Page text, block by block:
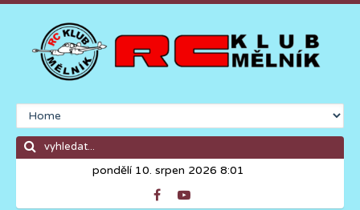
pondělí 10. srpen 2026 8:01